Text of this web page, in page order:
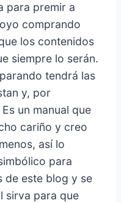
para premir a
comprando
los contenidos
siempre lo serán.
tendrá las
y, por
un manual que
cariño y creo
así lo
para
de este blog y se
sirva para que